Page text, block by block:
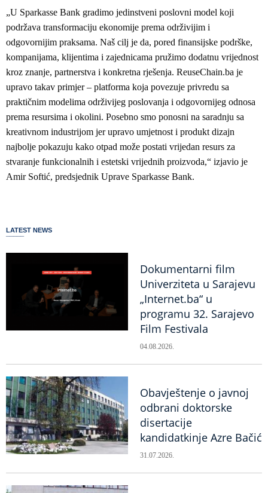
„U Sparkasse Bank gradimo jedinstveni poslovni model koji
podržava transformaciju ekonomije prema održivijim i
odgovornijim praksama. Naš cilj je da, pored finansijske podrške,
kompanijama, klijentima i zajednicama pružimo dodatnu vrijednost
kroz znanje, partnerstva i konkretna rješenja. ReuseChain.ba je
upravo takav primjer – platforma koja povezuje privredu sa
praktičnim modelima održivijeg poslovanja i odgovornijeg odnosa
prema resursima i okolini. Posebno smo ponosni na saradnju sa
kreativnom industrijom jer upravo umjetnost i produkt dizajn
najbolje pokazuju kako otpad može postati vrijedan resurs za
stvaranje funkcionalnih i estetski vrijednih proizvoda,“ izjavio je
Amir Softić, predsjednik Uprave Sparkasse Bank.
LATEST NEWS
Dokumentarni film
Univerziteta u Sarajevu
„Internet.ba“ u
programu 32. Sarajevo
Film Festivala
04.08.2026.
Obavještenje o javnoj
odbrani doktorske
disertacije
kandidatkinje Azre Bačić
31.07.2026.